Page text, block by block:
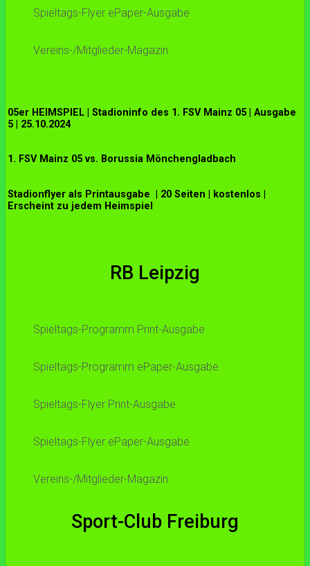
Spieltags-Flyer ePaper-Ausgabe
Vereins-/Mitglieder-Magazin
05er HEIMSPIEL | Stadioninfo des 1. FSV Mainz 05 | Ausgabe
5 | 25.10.2024
1. FSV Mainz 05 vs. Borussia Mönchengladbach
Stadionflyer als Printausgabe | 20 Seiten | kostenlos |
Erscheint zu jedem Heimspiel
RB Leipzig
Spieltags-Programm Print-Ausgabe
Spieltags-Programm ePaper-Ausgabe
Spieltags-Flyer Print-Ausgabe
Spieltags-Flyer ePaper-Ausgabe
Vereins-/Mitglieder-Magazin
Sport-Club Freiburg